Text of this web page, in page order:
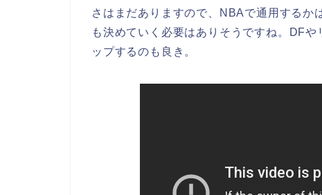
さはまだありますので、NBAで通用するか
も決めていく必要はありそうですね。DFや
ップするのも良き。